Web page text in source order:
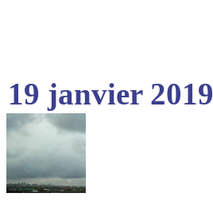
19 janvier 2019